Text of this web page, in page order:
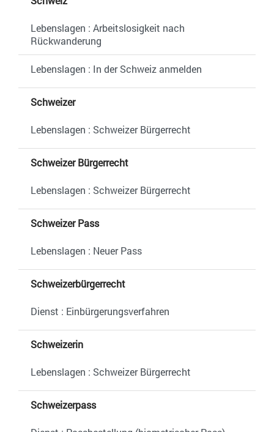
Lebenslagen : Arbeitslosigkeit nach
Rückwanderung
Lebenslagen : In der Schweiz anmelden
Schweizer
Lebenslagen : Schweizer Bürgerrecht
Schweizer Bürgerrecht
Lebenslagen : Schweizer Bürgerrecht
Schweizer Pass
Lebenslagen : Neuer Pass
Schweizerbürgerrecht
Dienst : Einbürgerungsverfahren
Schweizerin
Lebenslagen : Schweizer Bürgerrecht
Schweizerpass